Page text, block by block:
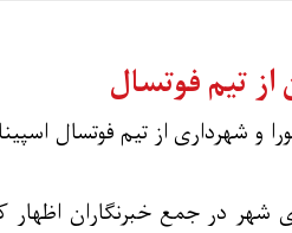
از حمایت ۲ میلیاردی شورا و شهرداری